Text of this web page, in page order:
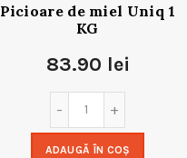
Picioare de miel Uniq 1
KG
83.90 lei
ADAUGĂ ÎN COȘ